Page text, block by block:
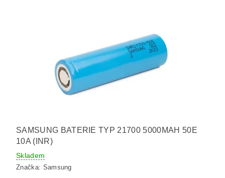
SAMSUNG BATERIE TYP 21700 5000MAH 50E
10A (INR)
Skladem
Značka: Samsung